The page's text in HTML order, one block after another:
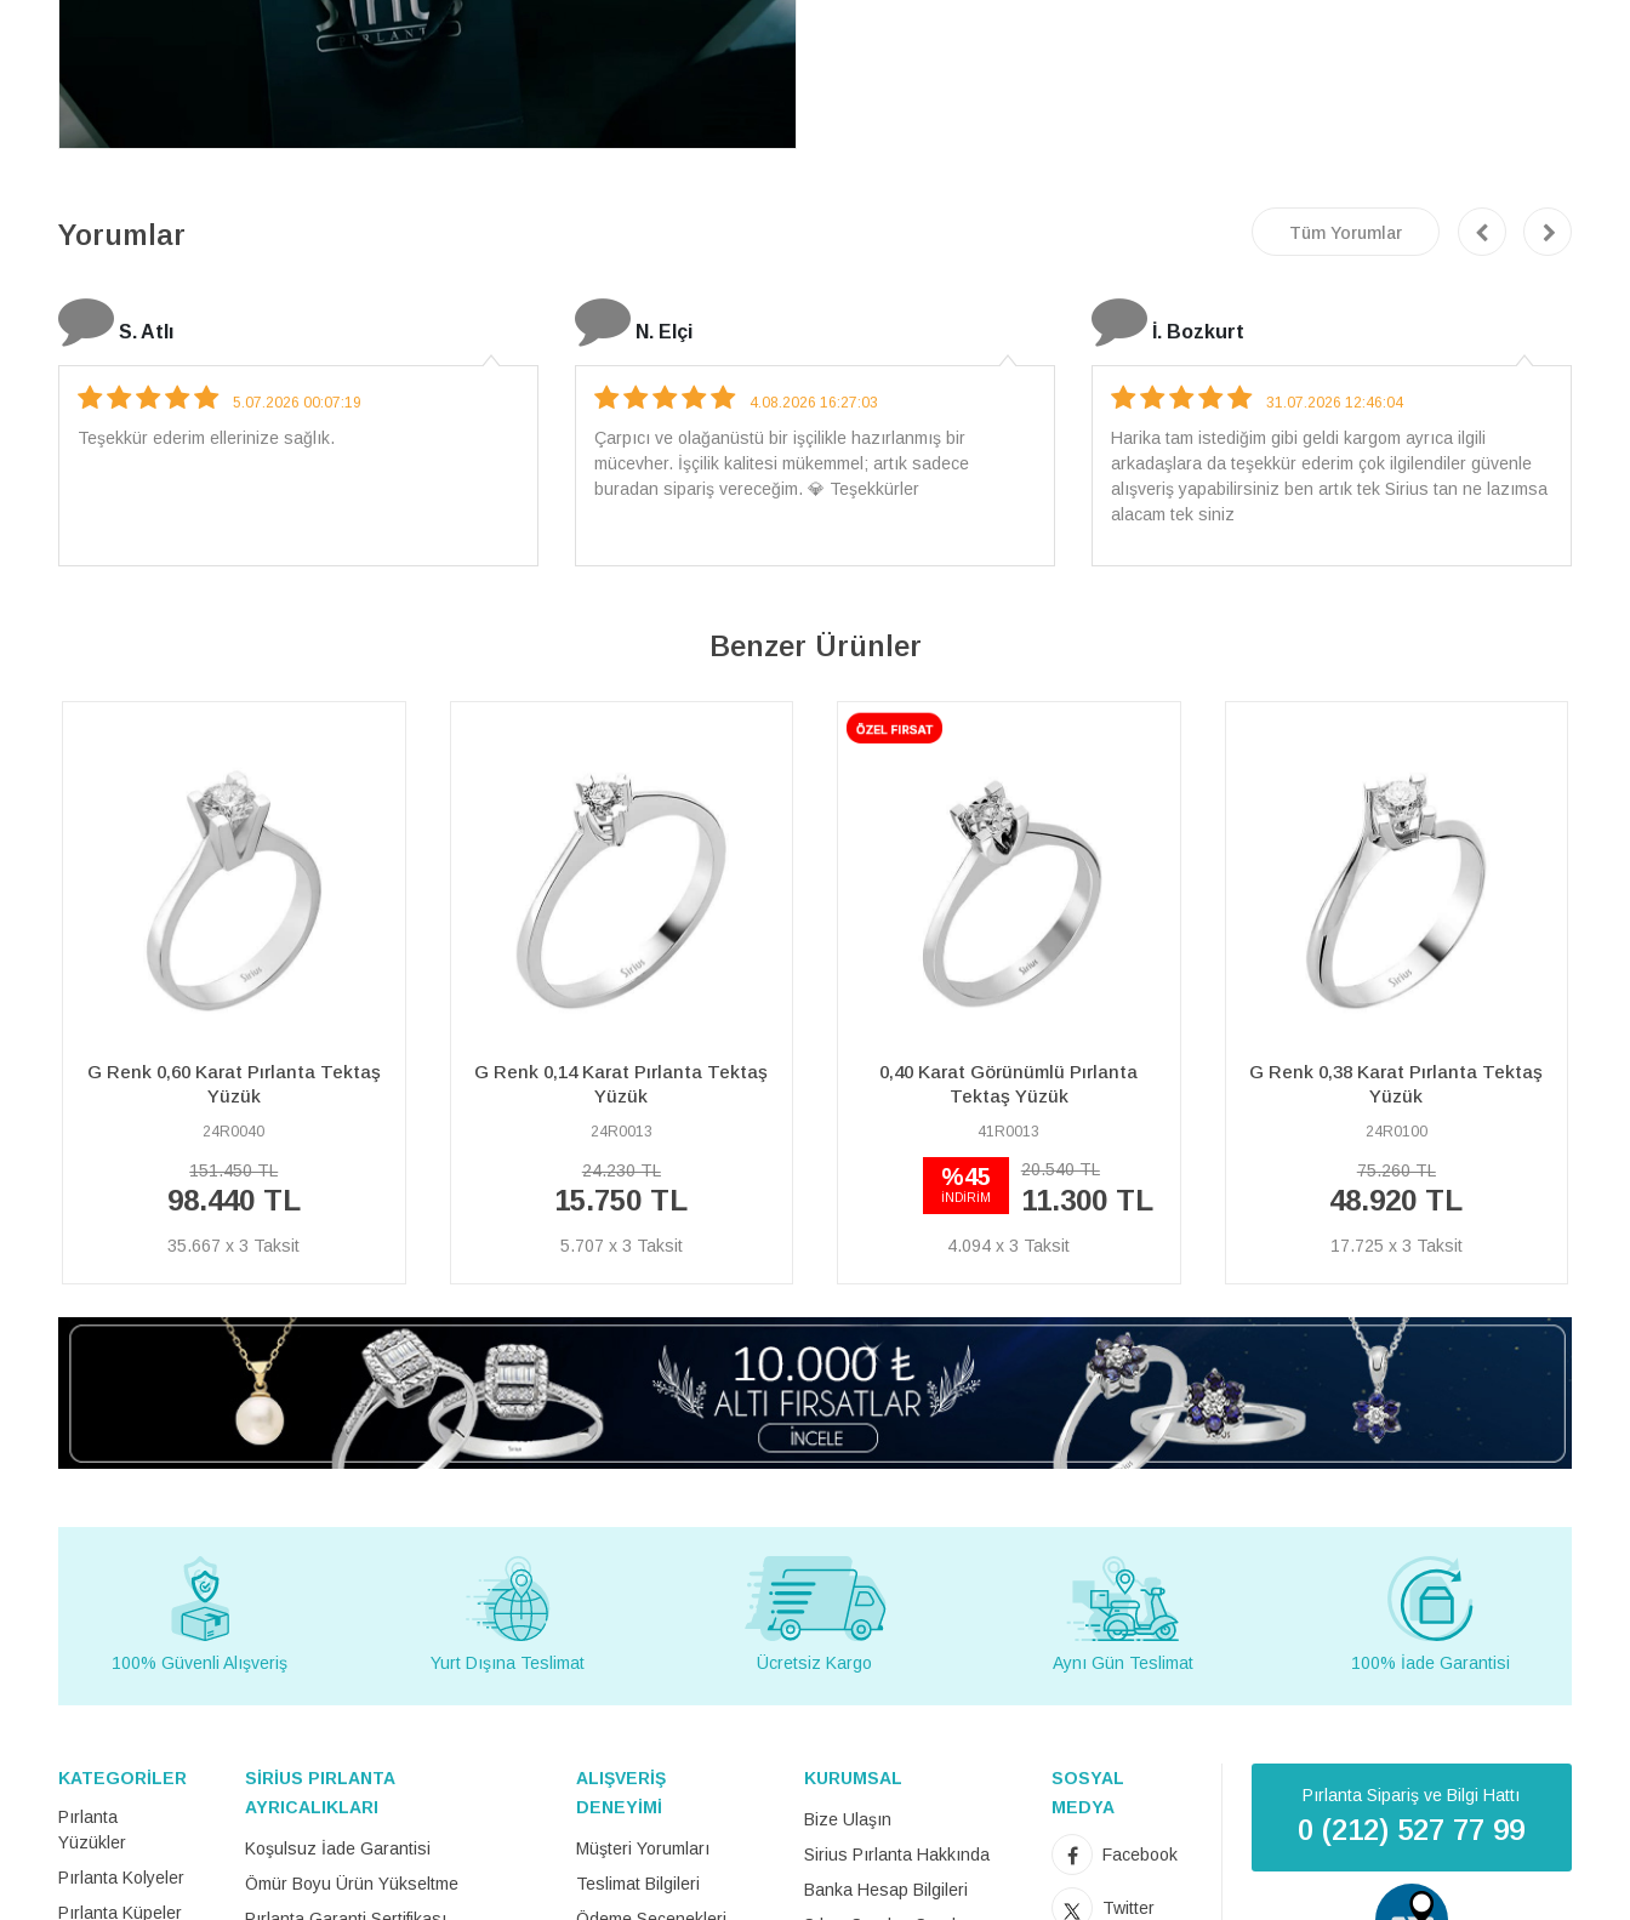
Yorumlar Tüm Yorumlar
N. Elçi
4.08.2026 16:27:03
Çarpıcı ve olağanüstü bir işçilikle hazırlanmış bir
İ. Bozkurt
31.07.2026 12:46:04
Harika tam istediğim gibi geldi kargom ayrıca ilgili
arkadaşlara da teşekkür ederim çok ilgilendiler güvenle
alışveriş yapabilirsiniz ben artık tek Sirius tan ne lazımsa
E.T
18.07.2026 12:38:01
Pirlantami teslim alana kadar tüm surecte bilgilendirildim,
güvenli bir alisveris oldu benim icin ve paketleme özenle
yapilmisti sorunsuz bir sekilde pirlantami takiyorum. Yeni
alisveris adresim artik belli.🤩 Tesekkurler Sirius
Benzer Ürünler
G Renk 0,14 Karat Pırlanta Tektaş
Yüzük
24R0013
24.230 TL
15.750 TL
5.707 x 3
0,40 Karat Görünümlü Pırlanta
Tektaş Yüzük
41R0013
%45
İNDİRİM
20.540 TL
11.300 TL
4.094 x 3
G Renk 0,38 Karat Pırlanta Tektaş
Yüzük
24R0100
75.260 TL
48.920 TL
17.725 x 3
0,17 Karat Siyah Pırlanta Tektaş
Yüzük
02R0076
%40
İNDİRİM
16.630 TL
9.980 TL
3.616 x 3
100% Güvenli Alışveriş Yurt Dışına Teslimat Ücretsiz Kargo Aynı Gün Teslimat 100% İade Garantisi
KATEGORİLER
Pırlanta
Yüzükler
Pırlanta Kolyeler
Pırlanta Küpeler
SİRİUS PIRLANTA
AYRICALIKLARI
Koşulsuz İade Garantisi
Ömür Boyu Ürün Yükseltme
ALIŞVERİŞ
DENEYİMİ
Müşteri Yorumları
Teslimat Bilgileri
KURUMSAL
Bize Ulaşın
Sirius Pırlanta Hakkında
Banka Hesap Bilgileri
SOSYAL
MEDYA
Facebook
Twitter
Pırlanta Sipariş ve Bilgi Hattı
0 (212) 527 77 99